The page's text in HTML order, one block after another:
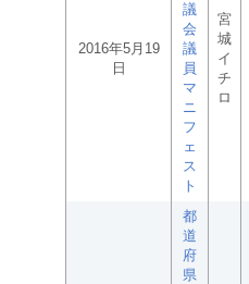
2016年5月19
日
議
会
議
員
マ
ニ
フ
ェ
ス
ト
宮
城
イ
チ
ロ
都
道
府
県